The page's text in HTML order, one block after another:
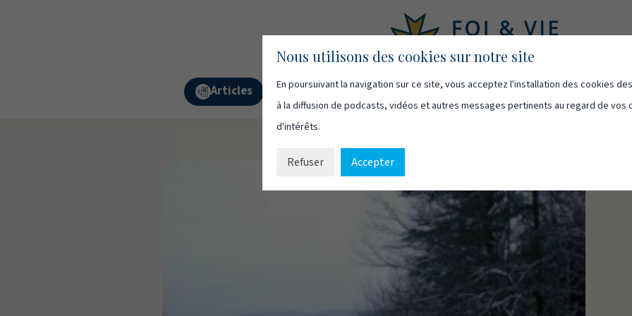
Articles Podcasts Vidéos Qui sommes-nous Ressources
Nous utilisons des cookies sur notre site
En poursuivant la navigation sur ce site, vous acceptez l'installation des cookies
à la diffusion de podcasts, vidéos et autres messages pertinents au regard de vos
d'intérêts.
Refuser Accepter